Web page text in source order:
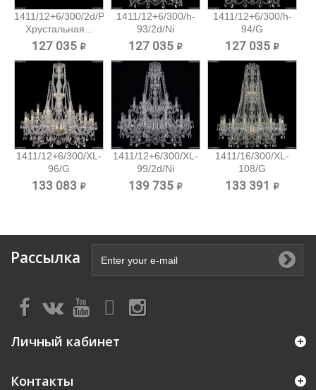
1411/12+6/300/2d/Pa
Хрустальная...
127 035 ₽
1411/12+6/300/h-
93/2d/Ni
Хрустальная...
127 035 ₽
1411/12+6/300/h-
94/G
Хрустальная...
127 035 ₽
1411/12+6/300/XL-
96/G
Хрустальная...
133 083 ₽
1411/12+6/300/XL-
99/2d/Ni
Хрустальная...
139 735 ₽
1411/16/300/XL-
108/G
Хрустальная...
133 391 ₽
Рассылка
Личный кабинет
Контакты